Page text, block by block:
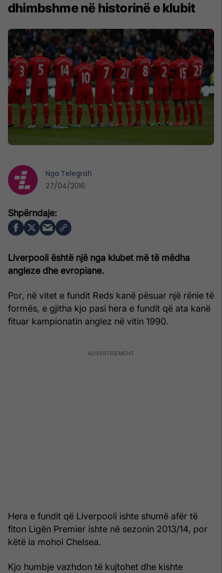
dhimbshme në historinë e klubit
Liverpooli është një nga klubet më të mëdha
angleze dhe evropiane.
Por, në vitet e fundit Reds kanë pësuar një rënie të
formës, e gjitha kjo pasi hera e fundit që ata kanë
fituar kampionatin anglez në vitin 1990.
Hera e fundit që Liverpooli ishte shumë afër të
fiton Ligën Premier ishte në sezonin 2013/14, por
këtë ia mohoi Chelsea.
Kjo humbje vazhdon të kujtohet dhe kishte
Nga Telegrafi
27/04/2016